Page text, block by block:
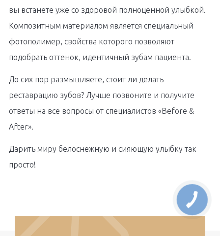
вы встанете уже со здоровой полноценной улыбкой.
Композитным материалом является специальный
фотополимер, свойства которого позволяют
подобрать оттенок, идентичный зубам пациента.
До сих пор размышляете, стоит ли делать
реставрацию зубов? Лучше позвоните и получите
ответы на все вопросы от специалистов «Before &
After».
Дарить миру белоснежную и сияющую улыбку так
просто!